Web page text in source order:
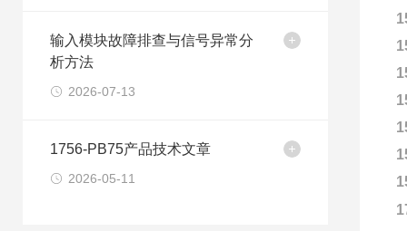
输入模块故障排查与信号异常分
析方法
2026-07-13
1756-PB75产品技术文章
2026-05-11